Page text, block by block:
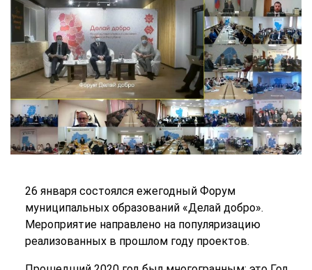
26 января состоялся ежегодный Форум
муниципальных образований «Делай добро».
Мероприятие направлено на популяризацию
реализованных в прошлом году проектов.